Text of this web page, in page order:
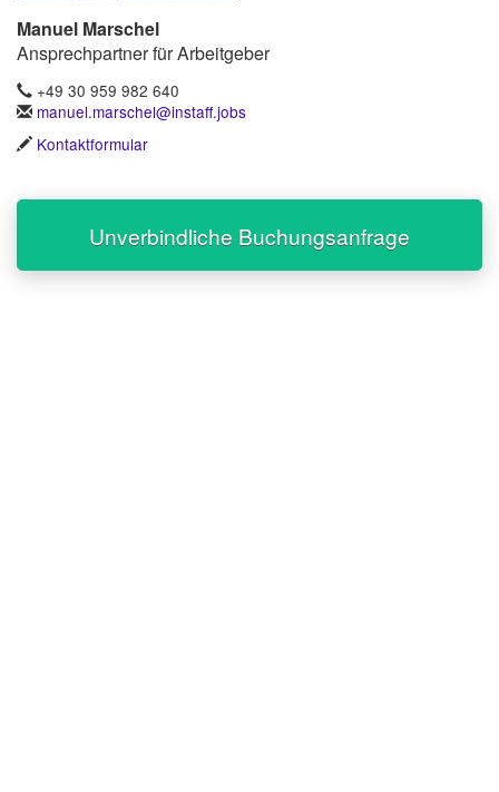
Manuel Marschel
Ansprechpartner für Arbeitgeber
+49 30 959 982 640
manuel.marschel@instaff.jobs
Kontaktformular
Unverbindliche Buchungsanfrage